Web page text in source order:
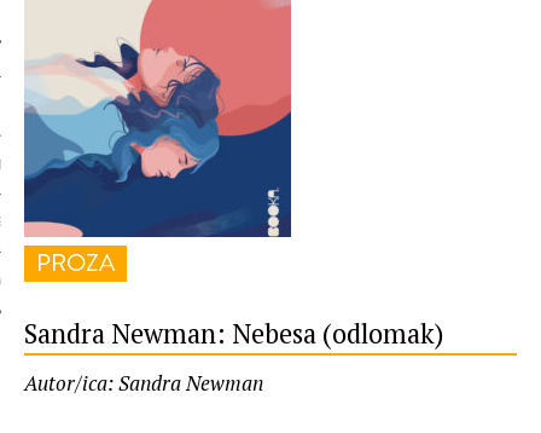
PROZA
Sandra Newman: Nebesa (odlomak)
Autor/ica: Sandra Newman